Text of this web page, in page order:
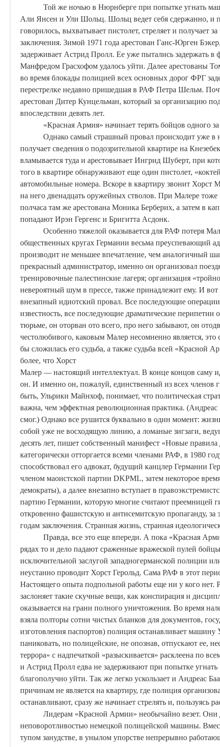
Той же ночью в Нюрнберге при попытке угнать
Али Янсен и Ули Шольц. Шольц ведет себя сдержанно, и
говорилось, выхватывает пистолет, стреляет и получает
заключения. Зимой 1971 года арестован Ганс-Юрген Бэкер
задерживает Астрид Пролл. Ее уже пытались задержать в
Манфредом Грасхофом удалось уйти. Далее арестованы
во время блокады полицией всех основных дорог ФРГ
перестрелке недавно пришедшая в РАФ Петра Шельм.
арестован Дитер Кунцельман, который за организацию
впоследствии девять лет.
«Красная Армия» начинает терять бойцов одного
Однако самый страшный провал происходит уже в
получает сведения о подозрительной квартире на
вламывается туда и арестовывает Ингрид Шуберт, при
того в квартире обнаруживают еще один пистолет,
автомобильные номера. Вскоре в квартиру звонит Хорст
на него двенадцать оружейных стволов. При Малере тоже
полчаса там же арестована Моника Берберих, а затем в
попадают Ирэн Гергенс и Бригитта Асдонк.
Особенно тяжелой оказывается для РАФ потеря
общественных кругах Германии весьма преуспевающий
производит не меньшее впечатление, чем аналогичный
прекрасный администратор, именно он организовал
тренировочные палестинские лагеря; организация
невероятный шум в прессе, также принадлежит ему. И
внезапный идиотский провал. Все последующие
известность, все последующие драматические
тюрьме, он оторван ото всего, про него забывают, он
честолюбивого, каковым Малер несомненно является,
бы сложилась его судьба, а также судьба всей «Красной
более, что Хорст
Малер — настоящий интеллектуал. В конце концов саму
он. И именно он, пожалуй, единственный из всех членов
быть, Ульрики Майнхоф, понимает, что политическая
важна, чем эффектная революционная практика. (Андреас
смог.) Однако все рушится буквально в один момент:
собой уже не восходящую линию, а ломаные зигзаги,
десять лет, пишет собственный манифест «Новые
категорически отторгается всеми членами РАФ, в 1980
способствовал его адвокат, будущий канцлер Германии
членом маоистской партии DKPML, затем некоторое
демократы), а далее внезапно вступает в
партию Германии, которую многие считают преемницей
откровенно фашистскую и антисемитскую пропаганду, за
годам заключения. Странная жизнь, странная
Правда, все это еще впереди. А пока «Красная
рядах то и дело падают сраженные вражеской пулей
исключительной заслугой западногерманской полиции
неустанно проводит Хорст Герольд. Сама РАФ в этот
Настоящего опыта подпольной работы еще ни у кого
заслоняет такие скучные вещи, как конспирация и
оказывается на грани полного уничтожения. Во время
взяла полторы сотни чистых бланков для документов,
изготовления паспортов) полиция останавливает машину
паниковать, но полицейские, не опознав, отпускают ее,
террора» с надпечаткой «разыскивается» расклеена по
и Астрид Пролл едва не задерживают при попытке угнать
благополучно уйти. Так же легко ускользает и Андреас
причинам не является на квартиру, где полиция
останавливают, сразу же начинает стрелять и, пользуясь
Лидерам «Красной Армии» необычайно везет.
неповоротливостью немецкой полицейской машины.
тупом занудстве, в унылом упорстве непрерывно